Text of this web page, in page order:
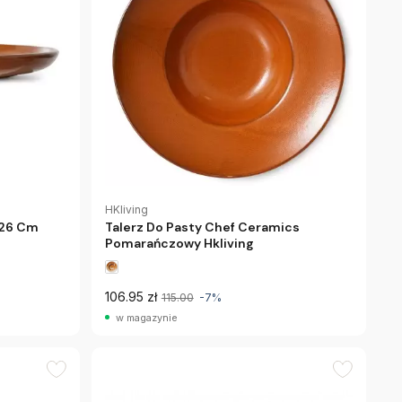
Cm
HKliving
Talerz Do Pasty Chef Ceramics
Pomarańczowy Hkliving
106.95 zł 115.00 -7%
w magazynie